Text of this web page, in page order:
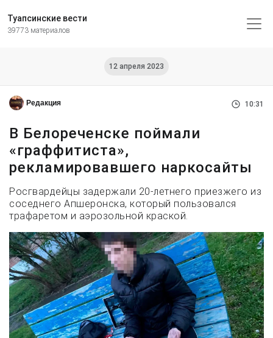
Туапсинские вести
39773 материалов
12 апреля 2023
Редакция 10:31
В Белореченске поймали
«граффитиста»,
рекламировавшего наркосайты
Росгвардейцы задержали 20-летнего приезжего из
соседнего Апшеронска, который пользовался
трафаретом и аэрозольной краской.